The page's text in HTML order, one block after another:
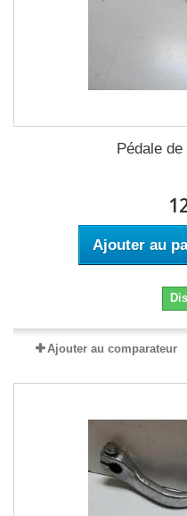
Pédale
Ajouter au
Ajouter au comparateur